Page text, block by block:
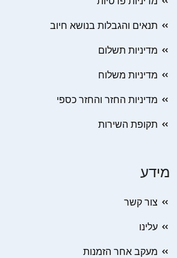
תנאים והגבלות בנושא חיוב
מדיניות תשלום
מדיניות משלוח
מדיניות החזר והחזר כספי
תקופת השירות
מידע
צור קשר
עלינו
מעקב אחר הזמנות